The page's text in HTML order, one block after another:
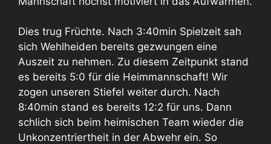
Dies trug Früchte. Nach 3:40min Spielzeit sah
sich Wehlheiden bereits gezwungen eine
Auszeit zu nehmen. Zu diesem Zeitpunkt stand
es bereits 5:0 für die Heimmannschaft! Wir
zogen unseren Stiefel weiter durch. Nach
8:40min stand es bereits 12:2 für uns. Dann
schlich sich beim heimischen Team wieder die
Unkonzentriertheit in der Abwehr ein. So